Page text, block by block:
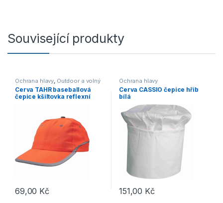
Související produkty
Ochrana hlavy Outdoor a volný
čas Doplňky,Čepice, rukavice,
šály
Cerva TAHR baseballová
čepice kšiltovka reflexní
69,00 Kč
Ochrana hlavy
Cerva CASSIO čepice hřib
bílá
151,00 Kč
Tento produkt má více